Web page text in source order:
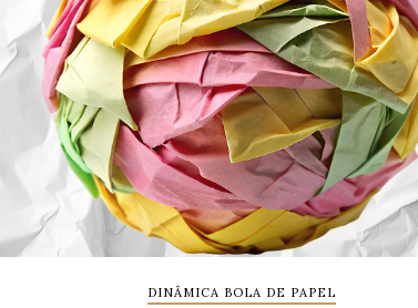
DINÂMICA BOLA DE PAPEL